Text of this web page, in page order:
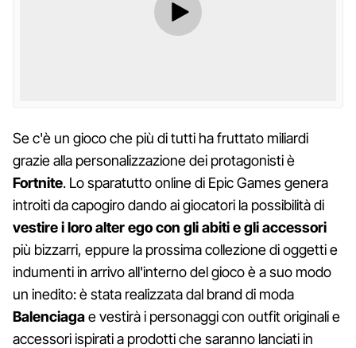
Se c'è un gioco che più di tutti ha fruttato miliardi
grazie alla personalizzazione dei protagonisti è
Fortnite. Lo sparatutto online di Epic Games genera
introiti da capogiro dando ai giocatori la possibilità di
vestire i loro alter ego con gli abiti e gli accessori
più bizzarri, eppure la prossima collezione di oggetti e
indumenti in arrivo all'interno del gioco è a suo modo
un inedito: è stata realizzata dal brand di moda
Balenciagae vestirà i personaggi con outfit originali e
accessori ispirati a prodotti che saranno lanciati in